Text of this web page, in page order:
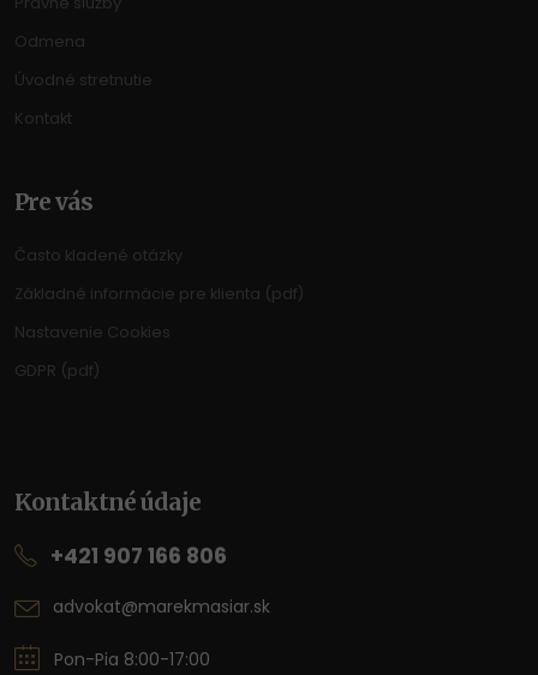
Odmena
Úvodné stretnutie
Kontakt
Pre vás
Často kladené otázky
Základné informácie pre klienta (pdf)
Nastavenie Cookies
GDPR (pdf)
Kontaktné údaje
+421 907 166 806
advokat@marekmasiar.sk
Pon-Pia 8:00-17:00